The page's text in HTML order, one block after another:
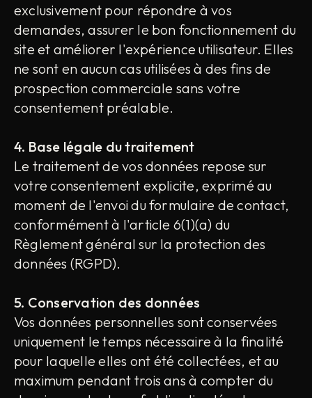
exclusivement pour répondre à vos
demandes, assurer le bon fonctionnement du
site et améliorer l'expérience utilisateur. Elles
ne sont en aucun cas utilisées à des fins de
prospection commerciale sans votre
consentement préalable.
4. Base légale du traitement
Le traitement de vos données repose sur
votre consentement explicite, exprimé au
moment de l'envoi du formulaire de contact,
conformément à l'article 6(1)(a) du
Règlement général sur la protection des
données (RGPD).
5. Conservation des données
Vos données personnelles sont conservées
uniquement le temps nécessaire à la finalité
pour laquelle elles ont été collectées, et au
maximum pendant trois ans à compter du